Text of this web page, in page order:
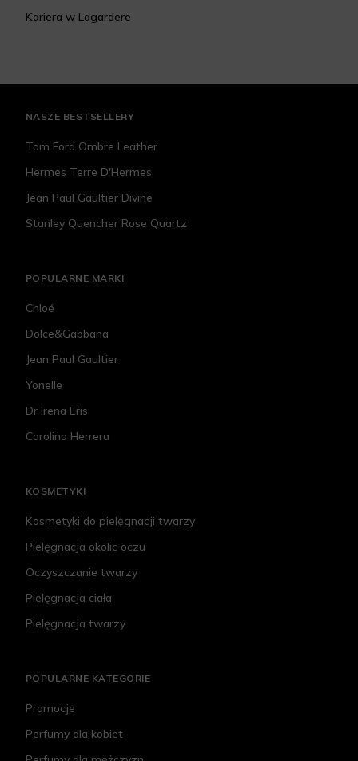
Kariera w Lagardere
NASZE BESTSELLERY
Tom Ford Ombre Leather
Hermes Terre D'Hermes
Jean Paul Gaultier Divine
Stanley Quencher Rose Quartz
POPULARNE MARKI
Chloé
Dolce&Gabbana
Jean Paul Gaultier
Yonelle
Dr Irena Eris
Carolina Herrera
KOSMETYKI
Kosmetyki do pielęgnacji twarzy
Pielęgnacja okolic oczu
Oczyszczanie twarzy
Pielęgnacja ciała
Pielęgnacja twarzy
POPULARNE KATEGORIE
Promocje
Perfumy dla kobiet